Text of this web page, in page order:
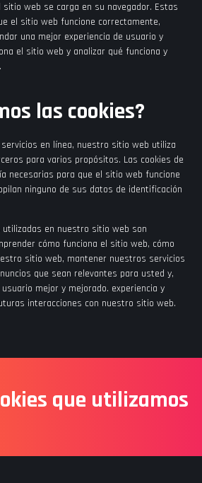
web se carga en su navegador. Estas
el sitio web funcione correctamente,
una mejor experiencia de usuario y
el sitio web y analizar qué funciona y
las cookies?
en línea, nuestro sitio web utiliza
para varios propósitos. Las cookies de
necesarias para que el sitio web funcione
ninguno de sus datos de identificación
en nuestro sitio web son
cómo funciona el sitio web, cómo
sitio web, mantener nuestros servicios
que sean relevantes para usted y,
mejor y mejorado. experiencia y
interacciones con nuestro sitio web.
que utilizamos